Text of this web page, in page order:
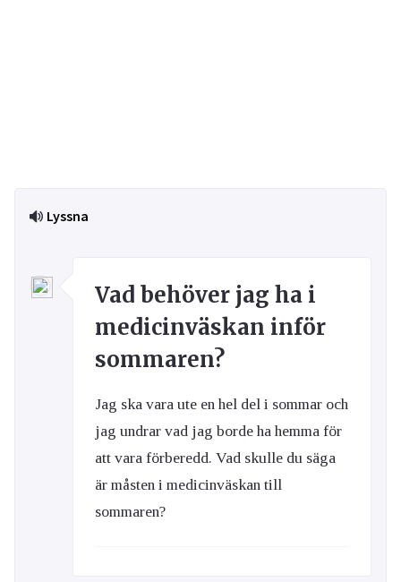
Lyssna
Vad behöver jag ha i
medicinväskan inför
sommaren?
Jag ska vara ute en hel del i sommar och
jag undrar vad jag borde ha hemma för
att vara förberedd. Vad skulle du säga
är måsten i medicinväskan till
sommaren?